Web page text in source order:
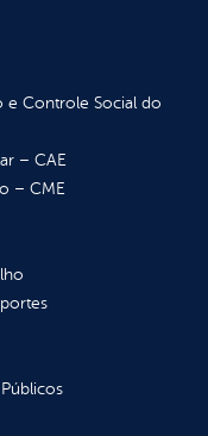
e Controle Social do
– CAE
– CME